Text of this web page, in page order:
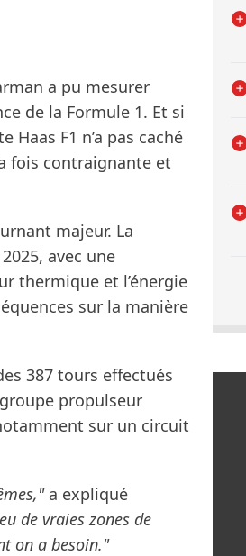
a pu mesurer
de la Formule 1. Et si
F1 n’a pas caché
fois contraignante et
majeur. La
avec une
thermique et l’énergie
sur la manière
387 tours effectués
propulseur
sur un circuit
a expliqué
de vraies zones de
on a besoin."